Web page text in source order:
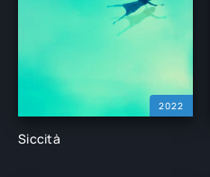
2022
Siccità